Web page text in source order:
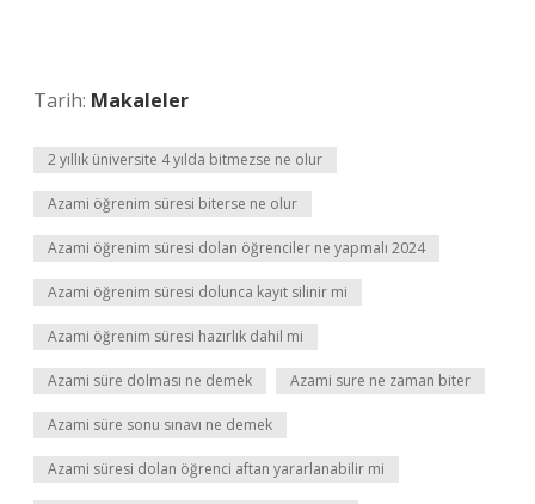
Tarih: Makaleler
2 yıllık üniversite 4 yılda bitmezse ne olur
Azami öğrenim süresi biterse ne olur
Azami öğrenim süresi dolan öğrenciler ne yapmalı 2024
Azami öğrenim süresi dolunca kayıt silinir mi
Azami öğrenim süresi hazırlık dahil mi
Azami süre dolması ne demek Azami sure ne zaman biter
Azami süre sonu sınavı ne demek
Azami süresi dolan öğrenci aftan yararlanabilir mi